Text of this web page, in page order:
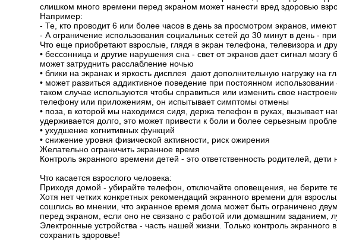
слишком много времени перед экраном может нанести вред здоровью
Например:
- Те, кто проводит 6 или более часов в день за просмотром экранов,
- А ограничение использования социальных сетей до 30 минут в день -
Что еще приобретают взрослые, глядя в экран телефона, телевизора и
• бессонница и другие нарушения сна - свет от экранов дает сигнал мозгу
может затруднить расслабление ночью
• блики на экранах и яркость дисплея дают дополнительную нагрузку на
• может развиться аддиктивное поведение при постоянном
таком случае используются чтобы справиться или изменить свое
телефону или приложениям, он испытывает симптомы отмены
• поза, в которой мы находимся сидя, держа телефон в руках, вызывает
удерживается долго, это может привести к боли и более серьезным
• ухудшение когнитивных функций
• снижение уровня физической активности, риск ожирения
Желательно ограничить экранное время
Контроль экранного времени детей - это ответственность родителей, дети
Что касается взрослого человека:
Приходя домой - убирайте телефон, отключайте оповещения, не берите
Хотя нет четких конкретных рекомендаций экранного времени для
сошлись во мнении, что экранное время дома может быть ограничено
перед экраном, если оно не связано с работой или домашним заданием,
Электронные устройства - часть нашей жизни. Только контроль
сохранить здоровье!